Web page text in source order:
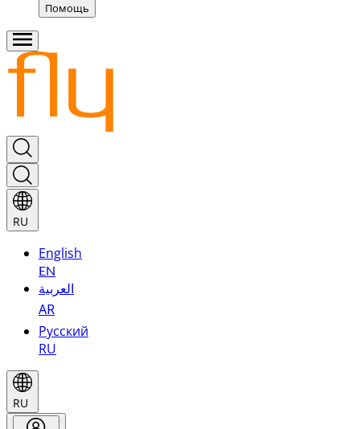
Помощь
RU
English
EN
العربية
AR
Русский
RU
RU